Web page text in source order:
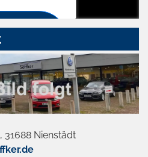
31688 Nienstädt